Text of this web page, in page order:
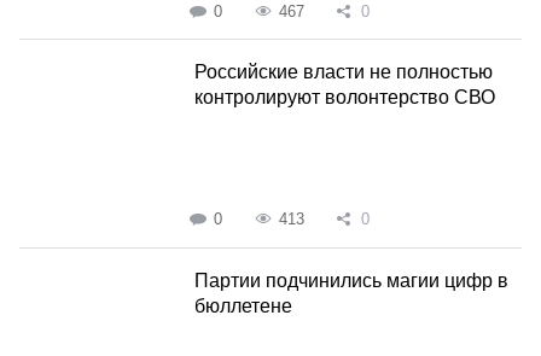
0 467 0
Российские власти не полностью
контролируют волонтерство СВО
0 413 0
Партии подчинились магии цифр в
бюллетене